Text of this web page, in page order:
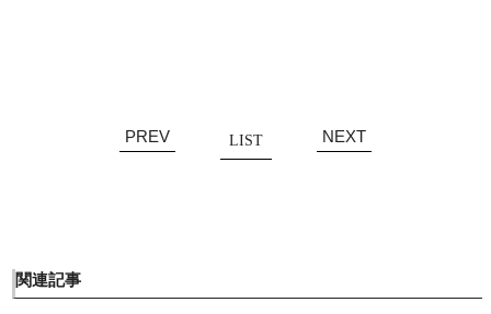
PREV LIST NEXT
関連記事